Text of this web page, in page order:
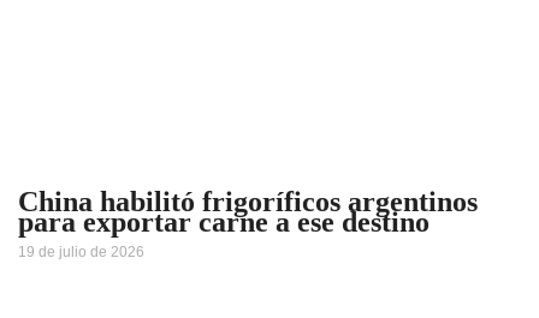
China habilitó frigoríficos argentinos
para exportar carne a ese destino
19 de julio de 2026